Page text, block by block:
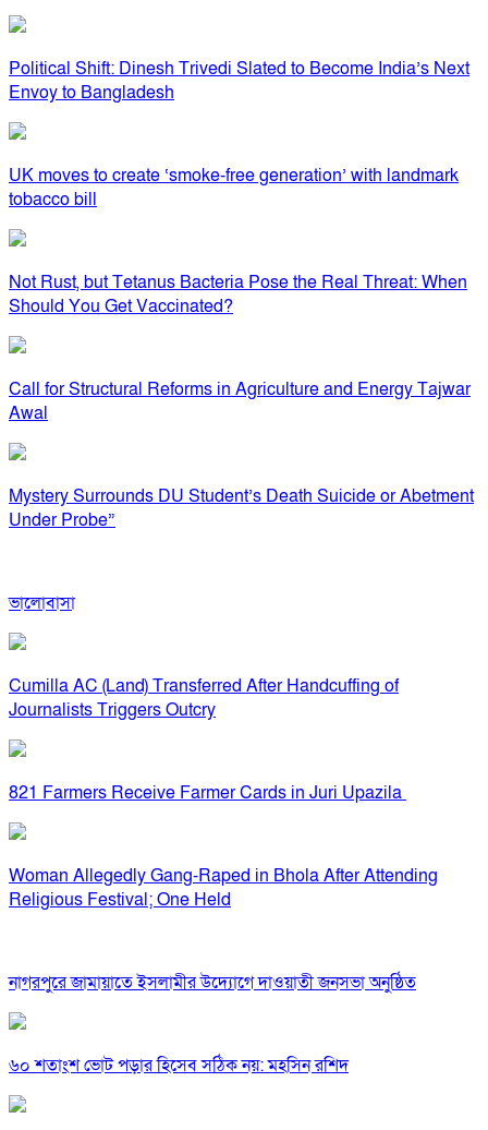
Political Shift: Dinesh Trivedi Slated to Become India’s Next
Envoy to Bangladesh
UK moves to create ‘smoke-free generation’ with landmark
tobacco bill
Not Rust, but Tetanus Bacteria Pose the Real Threat: When
Should You Get Vaccinated?
Call for Structural Reforms in Agriculture and Energy Tajwar
Awal
Mystery Surrounds DU Student’s Death Suicide or Abetment
Under Probe”
ভালোবাসা
Cumilla AC (Land) Transferred After Handcuffing of
Journalists Triggers Outcry
821 Farmers Receive Farmer Cards in Juri Upazila
Woman Allegedly Gang-Raped in Bhola After Attending
Religious Festival; One Held
নাগরপুরে জামায়াতে ইসলামীর উদ্যোগে দাওয়াতী জনসভা অনুষ্ঠিত
৬০ শতাংশ ভোট পড়ার হিসেব সঠিক নয়: মহসিন রশিদ